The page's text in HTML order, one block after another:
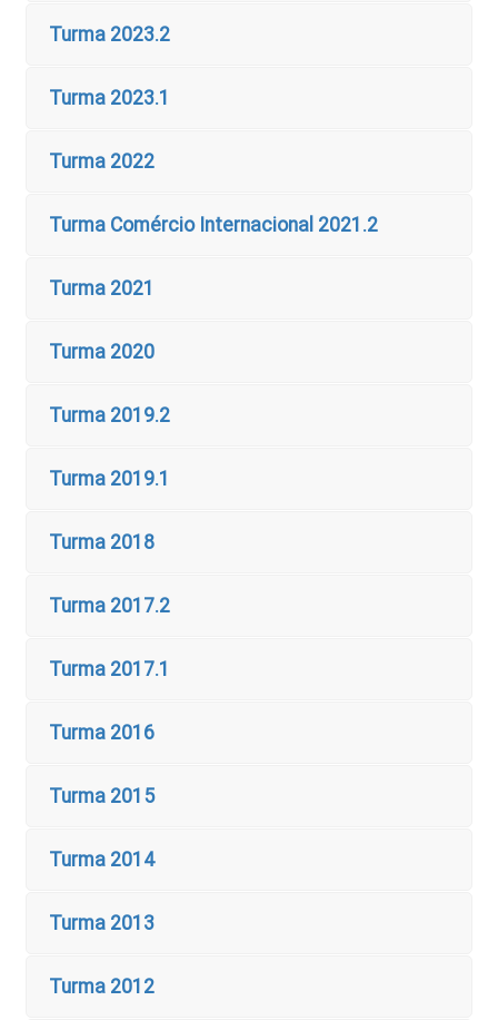
Turma 2023.2
Turma 2023.1
Turma 2022
Turma Comércio Internacional 2021.2
Turma 2021
Turma 2020
Turma 2019.2
Turma 2019.1
Turma 2018
Turma 2017.2
Turma 2017.1
Turma 2016
Turma 2015
Turma 2014
Turma 2013
Turma 2012